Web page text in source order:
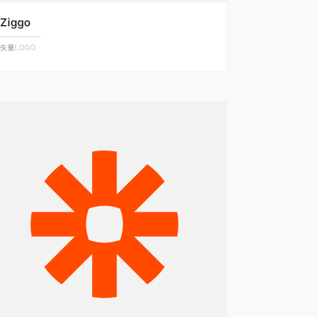
Ziggo
矢量LOGO